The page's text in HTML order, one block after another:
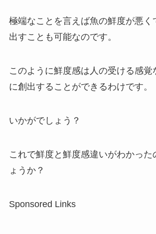
極端なことを言えば魚の鮮度が悪く
出すことも可能なのです。
このように鮮度感は人の受ける感覚
に創出することができるわけです。
いかがでしょう？
これで鮮度と鮮度感違いがわかった
ょうか？
Sponsored Links